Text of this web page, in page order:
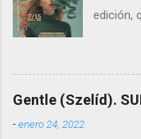
vacíos,
crea
edición,
cuya
Carrillo,
oficial
Gentle (Szelíd).
-enero 24, 2022